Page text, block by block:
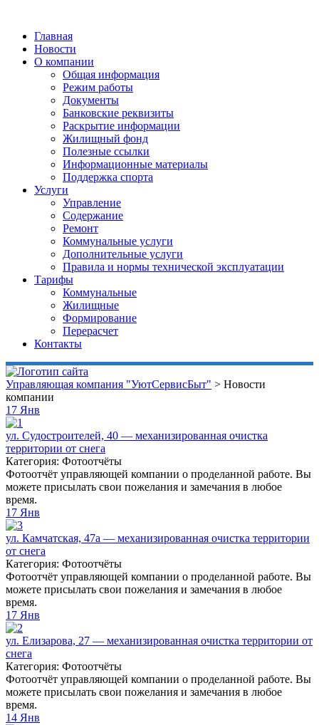
Главная
Новости
О компании
Общая информация
Режим работы
Документы
Банковские реквизиты
Раскрытие информации
Жилищный фонд
Полезные ссылки
Информационные материалы
Поддержка спорта
Услуги
Управление
Содержание
Ремонт
Коммунальные услуги
Дополнительные услуги
Правила и нормы технической эксплуатации
Тарифы
Коммунальные
Жилищные
Формирование
Перерасчет
Контакты
Управляющая компания "УютСервисБыт" > Новости
компании
17 Янв
ул. Судостроителей, 40 — механизированная очистка
территории от снега
Категория: Фотоотчёты
Фотоотчёт управляющей компании о проделанной работе. Вы
можете присылать свои пожелания и замечания в любое
время.
17 Янв
ул. Камчатская, 47а — механизированная очистка территории
от снега
Категория: Фотоотчёты
Фотоотчёт управляющей компании о проделанной работе. Вы
можете присылать свои пожелания и замечания в любое
время.
17 Янв
ул. Елизарова, 27 — механизированная очистка территории от
снега
Категория: Фотоотчёты
Фотоотчёт управляющей компании о проделанной работе. Вы
можете присылать свои пожелания и замечания в любое
время.
14 Янв